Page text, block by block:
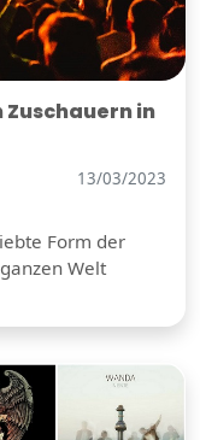
in
13/03/2023
Form der
Welt